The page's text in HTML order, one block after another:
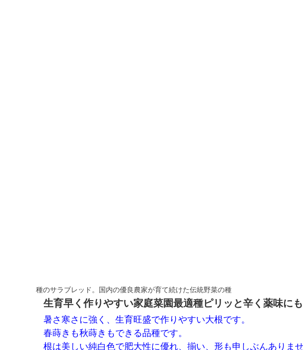
種のサラブレッド。国内の優良農家が育て続けた伝統野菜の種
生育早く作りやすい家庭菜園最適種ピリッと辛く薬味にも
暑さ寒さに強く、生育旺盛で作りやすい大根です。
春蒔きも秋蒔きもできる品種です。
根は美しい純白色で肥大性に優れ、揃い、形も申しぶんありま